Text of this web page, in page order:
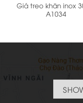
Giá treo khăn inox
A1034